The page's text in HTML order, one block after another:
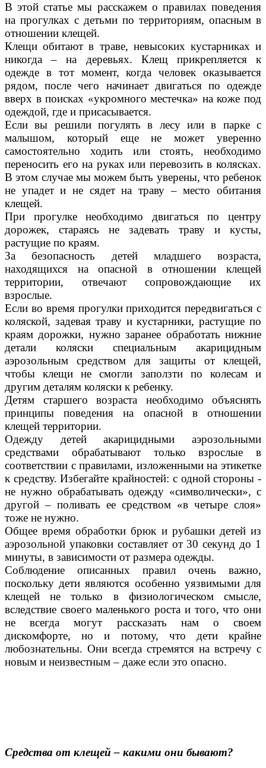
В этой статье мы расскажем о правилах поведения
на прогулках с детьми по территориям, опасным в
отношении клещей.
Клещи обитают в траве, невысоких кустарниках и
никогда – на деревьях. Клещ прикрепляется к
одежде в тот момент, когда человек оказывается
рядом, после чего начинает двигаться по одежде
вверх в поисках «укромного местечка» на коже под
одеждой, где и присасывается.
Если вы решили погулять в лесу или в парке с
малышом, который еще не может уверенно
самостоятельно ходить или стоять, необходимо
переносить его на руках или перевозить в колясках.
В этом случае мы можем быть уверены, что ребенок
не упадет и не сядет на траву – место обитания
клещей.
При прогулке необходимо двигаться по центру
дорожек, стараясь не задевать траву и кусты,
растущие по краям.
За безопасность детей младшего возраста,
находящихся на опасной в отношении клещей
территории, отвечают сопровождающие их
взрослые.
Если во время прогулки приходится передвигаться с
коляской, задевая траву и кустарники, растущие по
краям дорожки, нужно заранее обработать нижние
детали коляски специальным акарицидным
аэрозольным средством для защиты от клещей,
чтобы клещи не смогли заползти по колесам и
другим деталям коляски к ребенку.
Детям старшего возраста необходимо объяснять
принципы поведения на опасной в отношении
клещей территории.
Одежду детей акарицидными аэрозольными
средствами обрабатывают только взрослые в
соответствии с правилами, изложенными на этикетке
к средству. Избегайте крайностей: с одной стороны -
не нужно обрабатывать одежду «символически», с
другой – поливать ее средством «в четыре слоя»
тоже не нужно.
Общее время обработки брюк и рубашки детей из
аэрозольной упаковки составляет от 30 секунд до 1
минуты, в зависимости от размера одежды.
Соблюдение описанных правил очень важно,
поскольку дети являются особенно уязвимыми для
клещей не только в физиологическом смысле,
вследствие своего маленького роста и того, что они
не всегда могут рассказать нам о своем
дискомфорте, но и потому, что дети крайне
любознательны. Они всегда стремятся на встречу с
новым и неизвестным – даже если это опасно.
Средства от клещей – какими они бывают?